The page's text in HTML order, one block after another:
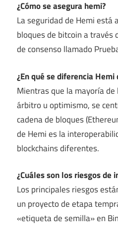
¿Cómo se asegura hemi?
La seguridad de Hemi está
bloques de bitcoin a través
de consenso llamado
¿En qué se diferencia
Mientras que la mayoría de
árbitro u optimismo, se
cadena de bloques
de Hemi es la
blockchains diferentes.
¿Cuáles son los riesgos de
Los principales riesgos
un proyecto de etapa
«etiqueta de semilla» en